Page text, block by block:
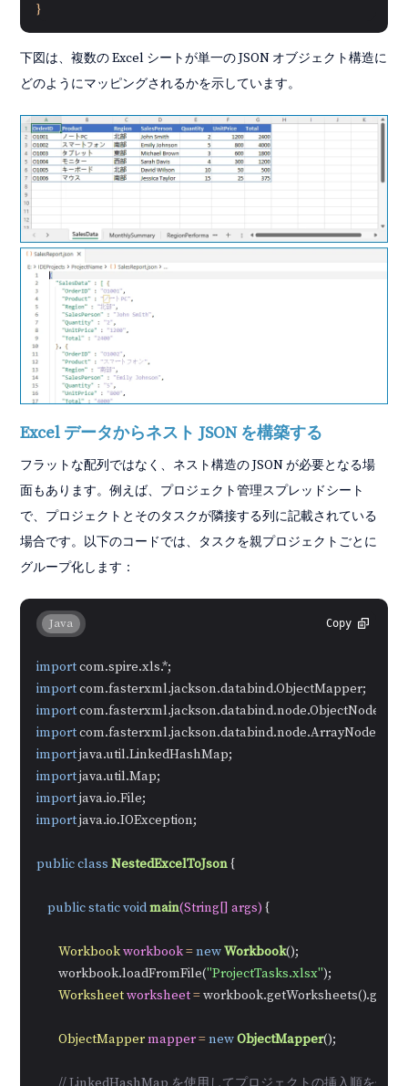
}
下図は、複数の Excel シートが単一の JSON オブジェクト構造に
どのようにマッピングされるかを示しています。
Excel データからネスト JSON を構築する
フラットな配列ではなく、ネスト構造の JSON が必要となる場
面もあります。例えば、プロジェクト管理スプレッドシート
で、プロジェクトとそのタスクが隣接する列に記載されている
場合です。以下のコードでは、タスクを親プロジェクトごとに
グループ化します：
Copy
Java
import
import
import
import
import
import
import
import java.io.IOException;
publicclass NestedExcelToJson {
publicstaticvoidmain(String[] args) {
Workbookworkbook=newWorkbook();
        workbook.loadFromFile(
"ProjectTasks.xlsx");
Worksheetworksheet= workbook.getWorksheets().get(
ObjectMappermapper=newObjectMapper();